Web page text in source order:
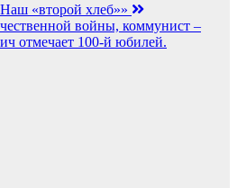
«второй хлеб»»
войны, коммунист –
отмечает 100-й юбилей.